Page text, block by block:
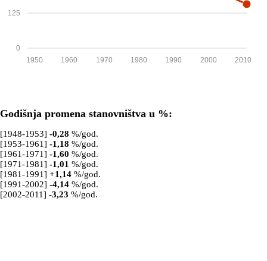
0
125
2010
2000
1990
1980
1970
1960
1950
Godišnja promena stanovništva u %:
[1948-1953] -0,28 %/god.
[1953-1961] -1,18 %/god.
[1961-1971] -1,60 %/god.
[1971-1981] -1,01 %/god.
[1981-1991] +1,14 %/god.
[1991-2002] -4,14 %/god.
[2002-2011] -3,23 %/god.